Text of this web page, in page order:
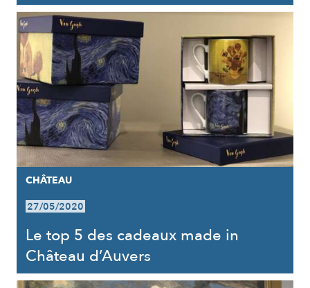
CHÂTEAU
27/05/2020
Le top 5 des cadeaux made in
Château d’Auvers